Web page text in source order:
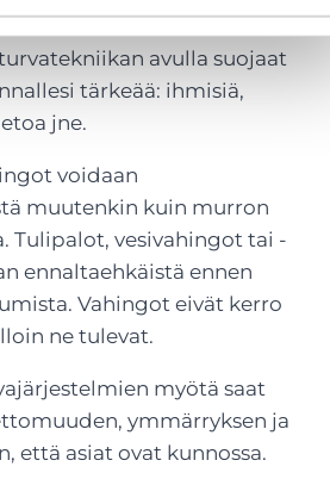
avulla suojaat
tärkeää: ihmisiä,
jne.
voidaan
muutenkin kuin murron
Tulipalot, vesivahingot tai -
ennaltaehkäistä ennen
Vahingot eivät kerro
ne tulevat.
myötä saat
ymmärryksen ja
että asiat ovat kunnossa.